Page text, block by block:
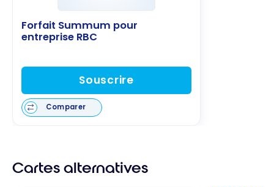
Forfait Summum pour
entreprise RBC
Souscrire
Comparer
Cartes alternatives